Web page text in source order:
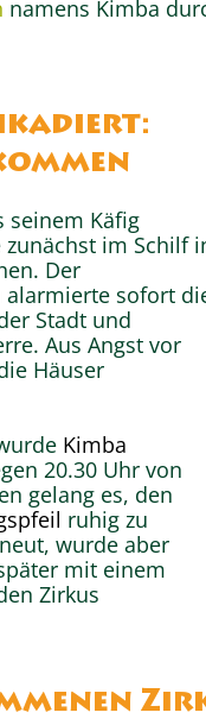
namens Kimba
seinem Käfig
im Schilf
Der
alarmierte sofort
Stadt und
Aus Angst vor
Häuser
Kimba
20.30 Uhr von
gelang es, den
ruhig zu
wurde aber
mit einem
Zirkus